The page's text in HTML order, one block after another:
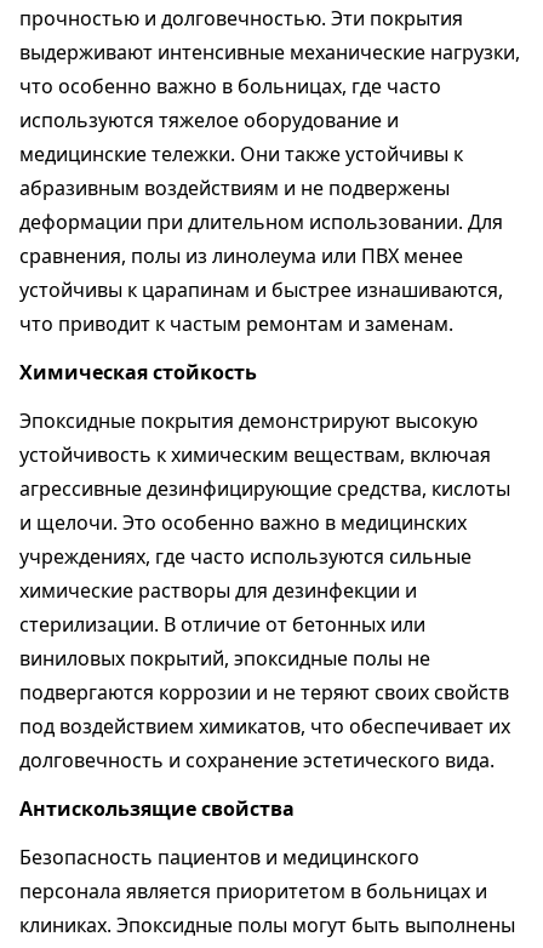
прочностью и долговечностью. Эти покрытия
выдерживают интенсивные механические нагрузки,
что особенно важно в больницах, где часто
используются тяжелое оборудование и
медицинские тележки. Они также устойчивы к
абразивным воздействиям и не подвержены
деформации при длительном использовании. Для
сравнения, полы из линолеума или ПВХ менее
устойчивы к царапинам и быстрее изнашиваются,
что приводит к частым ремонтам и заменам.
Химическая стойкость
Эпоксидные покрытия демонстрируют высокую
устойчивость к химическим веществам, включая
агрессивные дезинфицирующие средства, кислоты
и щелочи. Это особенно важно в медицинских
учреждениях, где часто используются сильные
химические растворы для дезинфекции и
стерилизации. В отличие от бетонных или
виниловых покрытий, эпоксидные полы не
подвергаются коррозии и не теряют своих свойств
под воздействием химикатов, что обеспечивает их
долговечность и сохранение эстетического вида.
Антискользящие свойства
Безопасность пациентов и медицинского
персонала является приоритетом в больницах и
клиниках. Эпоксидные полы могут быть выполнены